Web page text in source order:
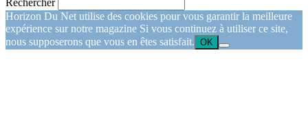
Rechercher
Horizon Du Net utilise des cookies pour vous garantir la meilleure
expérience sur notre magazine Si vous continuez à utiliser ce site,
nous supposerons que vous en êtes satisfait. OK